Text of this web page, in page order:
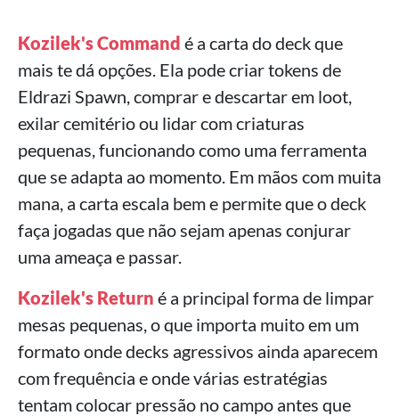
Kozilek's Command é a carta do deck que
mais te dá opções. Ela pode criar tokens de
Eldrazi Spawn, comprar e descartar em loot,
exilar cemitério ou lidar com criaturas
pequenas, funcionando como uma ferramenta
que se adapta ao momento. Em mãos com muita
mana, a carta escala bem e permite que o deck
faça jogadas que não sejam apenas conjurar
uma ameaça e passar.
Kozilek's Return é a principal forma de limpar
mesas pequenas, o que importa muito em um
formato onde decks agressivos ainda aparecem
com frequência e onde várias estratégias
tentam colocar pressão no campo antes que